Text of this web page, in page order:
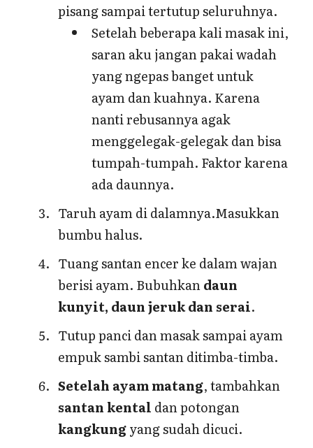
pisang sampai tertutup seluruhnya.
Setelah beberapa kali masak ini,
saran aku jangan pakai wadah
yang ngepas banget untuk
ayam dan kuahnya. Karena
nanti rebusannya agak
menggelegak-gelegak dan bisa
tumpah-tumpah. Faktor karena
ada daunnya.
Taruh ayam di dalamnya.Masukkan
bumbu halus.
Tuang santan encer ke dalam wajan
berisi ayam. Bubuhkandaun
kunyit, daun jeruk dan serai.
Tutup panci dan masak sampai ayam
empuk sambi santan ditimba-timba.
Setelah ayam matang, tambahkan
santan kental dan potongan
kangkungyang sudah dicuci.